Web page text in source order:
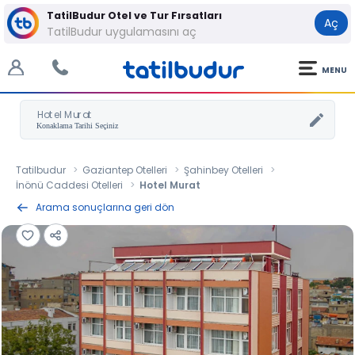
TatilBudur Otel ve Tur Fırsatları
TatilBudur uygulamasını aç
Aç
MENU
Hotel Murat
Tatilbudur Gaziantep Otelleri
Şahinbey Otelleri
İnönü Caddesi Otelleri
Hotel Murat
Arama sonuçlarına geri dön